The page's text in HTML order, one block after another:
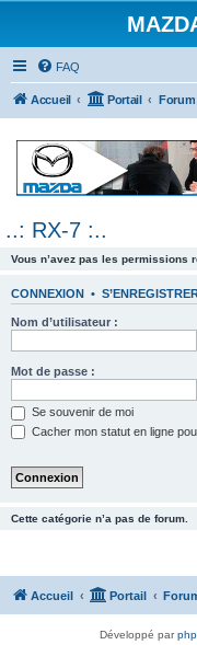
FAQ
Accueil Portail Forum
..: RX-7 :..
Vous n’avez pas les permissions
CONNEXION •
Nom d’utilisateur :
Mot de passe :
Se souvenir de moi
Cacher mon statut en ligne
Cette catégorie n’a pas de forum.
Accueil Portail
Développé par